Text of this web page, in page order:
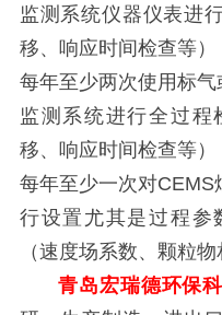
监测系统仪器仪表进
移、响应时间检查等）
每年至少两次使用标
监测系统进行全过
移、响应时间检查等）
每年至少一次对
行设置尤其是过程参
（速度场系数、颗粒
青岛宏瑞德环保